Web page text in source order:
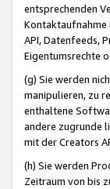
entsprechenden
Kontaktaufnahme
API, Datenfeeds,
Eigentumsrechte
(g) Sie werden
manipulieren, zu
enthaltene
andere zugrunde
mit der Creators
(h) Sie werden
Zeitraum von bis